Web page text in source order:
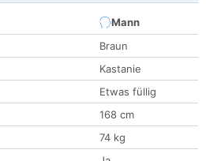
Mann
Braun
Kastanie
Etwas füllig
168 cm
74 kg